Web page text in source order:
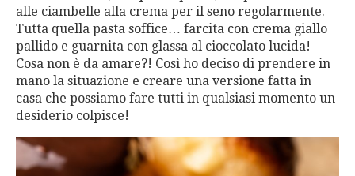
alle ciambelle alla crema per il seno regolarmente.
Tutta quella pasta soffice… farcita con crema giallo
pallido e guarnita con glassa al cioccolato lucida!
Cosa non è da amare?! Così ho deciso di prendere in
mano la situazione e creare una versione fatta in
casa che possiamo fare tutti in qualsiasi momento un
desiderio colpisce!